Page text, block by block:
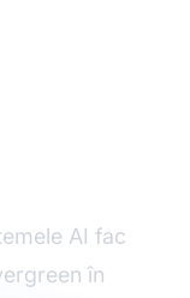
AI fac
în